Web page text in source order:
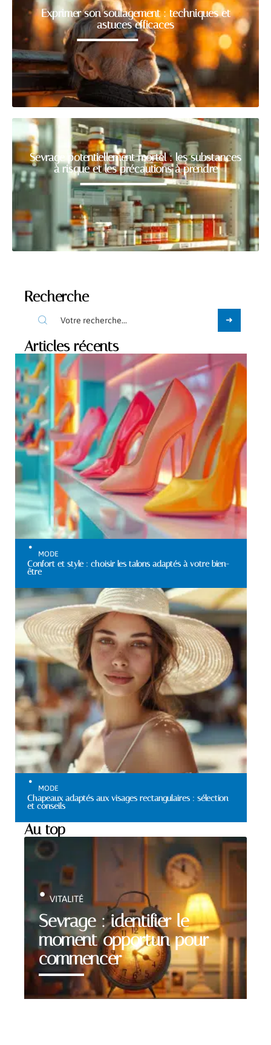
Exprimer son soulagement : techniques et
astuces efficaces
Sevrage potentiellement mortel : les substances
à risque et les précautions à prendre
Recherche
Articles récents
MODE
Confort et style : choisir les talons adaptés à votre bien-
être
MODE
Chapeaux adaptés aux visages rectangulaires : sélection
et conseils
Au top
Sevrage : identifier le
moment opportun pour
commencer
VITALITÉ